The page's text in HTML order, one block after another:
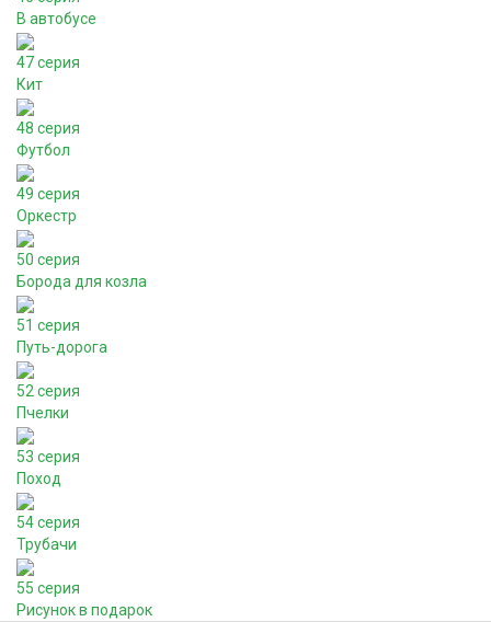
В автобусе
47 серия
Кит
48 серия
Футбол
49 серия
Оркестр
50 серия
Борода для козла
51 серия
Путь-дорога
52 серия
Пчелки
53 серия
Поход
54 серия
Трубачи
55 серия
Рисунок в подарок